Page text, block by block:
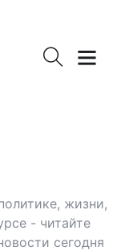
жизни,
- читайте
сегодня